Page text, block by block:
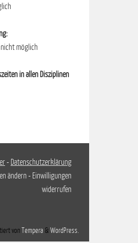
möglich
in allen Disziplinen
- Datenschutzerklärung
ändern - Einwilligungen
widerrufen
von Tempera & WordPress.